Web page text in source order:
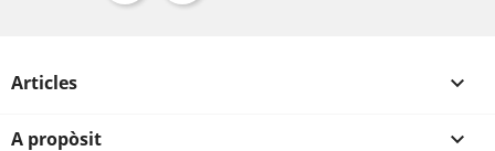
Articles 
A propòsit 